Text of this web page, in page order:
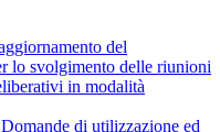
del
lo svolgimento delle riunioni
in modalità
di utilizzazione ed